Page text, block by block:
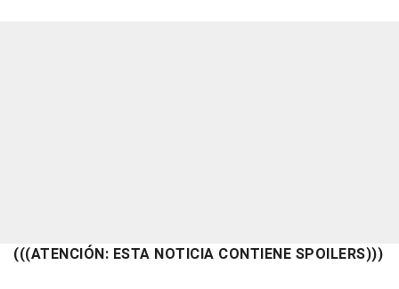
(((ATENCIÓN: ESTA NOTICIA CONTIENE SPOILERS)))